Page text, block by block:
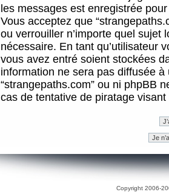
les messages est enregistrée
Vous acceptez que
ou verrouiller n’importe quel sujet
nécessaire. En tant qu’utilisateur
vous avez entré soient stockées
information ne sera pas diffusée
“strangepaths.com” ou ni phpBB
cas de tentative de piratage
Copyright 2006-